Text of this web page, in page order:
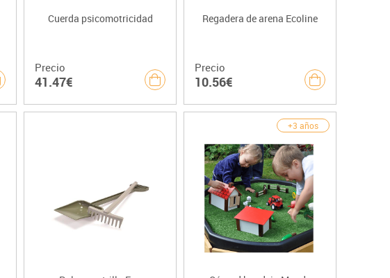
Cuerda psicomotricidad
Precio
41.47€
Regadera de arena Ecoline
Precio
10.56€
+3 años